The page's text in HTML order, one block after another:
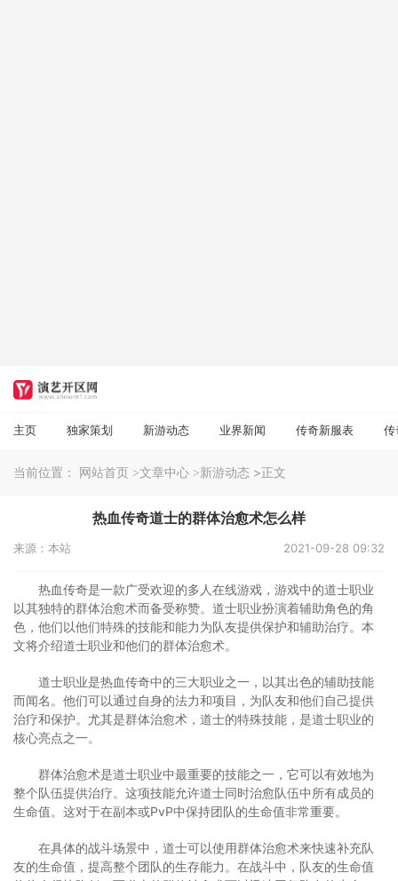
主页 独家策划 新游动态 业界新闻 传奇新服表 传
当前位置： 网站首页 >文章中心 >新游动态 >正文
热血传奇道士的群体治愈术怎么样
来源：本站 2021-09-28 09:32
热血传奇是一款广受欢迎的多人在线游戏，游戏中的道士职业
以其独特的群体治愈术而备受称赞。道士职业扮演着辅助角色的角
色，他们以他们特殊的技能和能力为队友提供保护和辅助治疗。本
文将介绍道士职业和他们的群体治愈术。
道士职业是热血传奇中的三大职业之一，以其出色的辅助技能
而闻名。他们可以通过自身的法力和项目，为队友和他们自己提供
治疗和保护。尤其是群体治愈术，道士的特殊技能，是道士职业的
核心亮点之一。
群体治愈术是道士职业中最重要的技能之一，它可以有效地为
整个队伍提供治疗。这项技能允许道士同时治愈队伍中所有成员的
生命值。这对于在副本或PvP中保持团队的生命值非常重要。
在具体的战斗场景中，道士可以使用群体治愈术来快速补充队
友的生命值，提高整个团队的生存能力。在战斗中，队友的生命值